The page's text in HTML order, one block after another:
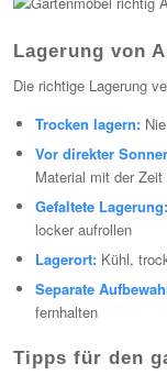
Lagerung von
Die richtige Lagerung
Trocken lagern:
Vor direkter
Material mit der Zeit
Gefaltete Lagerung:
locker aufrollen
Lagerort: Kühl,
Separate
fernhalten
Tipps für den